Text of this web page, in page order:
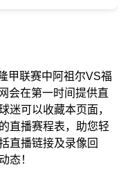
甲联赛中阿祖尔VS福
会在第一时间提供直
迷可以收藏本页面，
直播赛程表，助您轻
直播链接及录像回
态！